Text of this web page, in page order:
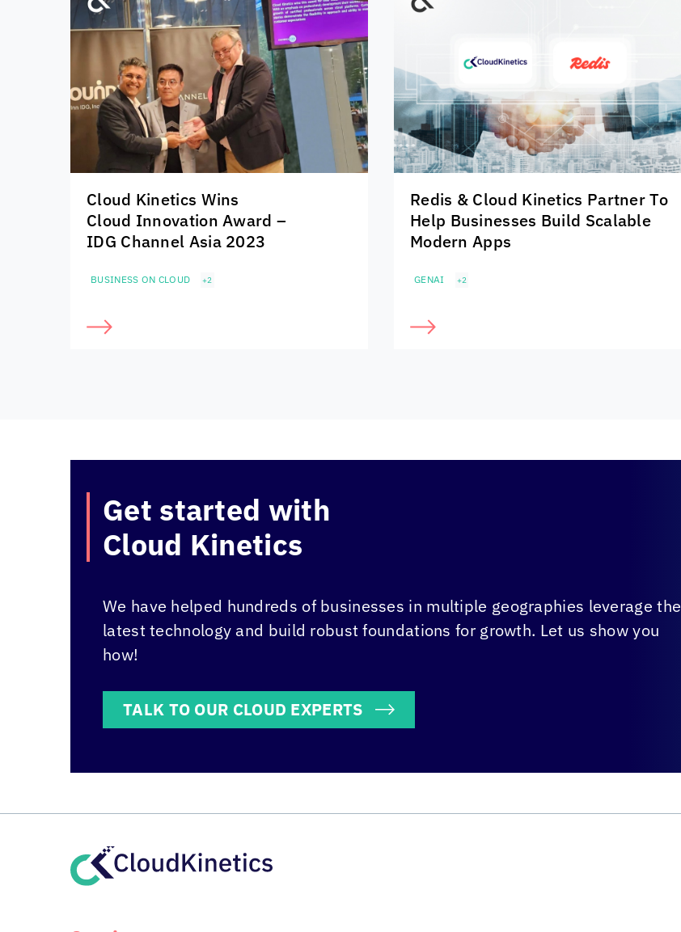
Cloud Kinetics Wins
Cloud Innovation Award –
IDG Channel Asia 2023
BUSINESS ON CLOUD +2
Redis & Cloud Kinetics Partner To
Help Businesses Build Scalable
Modern Apps
GENAI +2
Get started with
Cloud Kinetics
We have helped hundreds of businesses in multiple geographies leverage the
latest technology and build robust foundations for growth. Let us show you
how!
TALK TO OUR CLOUD EXPERTS